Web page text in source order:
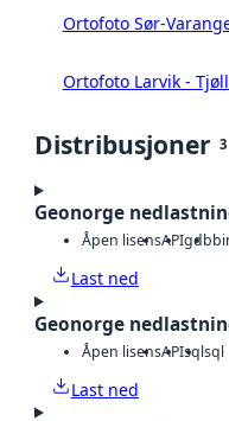
Ortofoto Sør-
Ortofoto Larvik -
Distribusjoner 3
Geonorge
Åpen lisensAPIgdb
Last ned
Geonorge
Åpen lisensAPIsqlsql
Last ned